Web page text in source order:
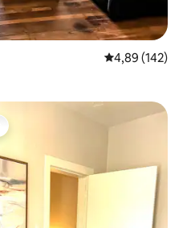
Évaluation
4,89 (142)
plus appréciés